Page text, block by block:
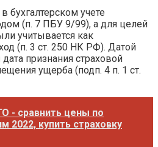
бухгалтерском учете
(п. 7 ПБУ 9/99), а для целей
учитывается как
(п. 3 ст. 250 НК РФ). Датой
дата признания страховой
ущерба (подп. 4 п. 1 ст.
- сравнить цены по
2022, купить страховку